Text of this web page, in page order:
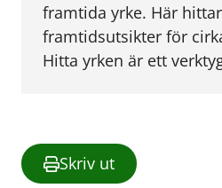
framtida yrke. Här
framtidsutsikter för
Hitta yrken är ett
Skriv ut